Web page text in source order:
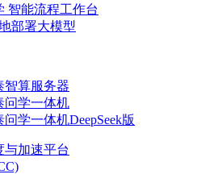
智能流程工作台
部署大模型
智算服务器
问学一体机
学一体机DeepSeek版
与加速平台